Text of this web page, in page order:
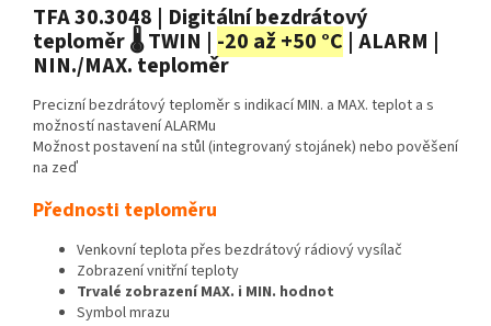
TFA 30.3048 | Digitální bezdrátový
teploměr 🌡️ TWIN | -20 až +50 °C | ALARM |
NIN./MAX. teploměr
Precizní bezdrátový teploměr s indikací MIN. a MAX. teplot a s
možností nastavení ALARMu
Možnost postavení na stůl (integrovaný stojánek) nebo pověšení
na zeď
Přednosti teploměru
Venkovní teplota přes bezdrátový rádiový vysílač
Zobrazení vnitřní teploty
Trvalé zobrazení MAX. i MIN. hodnot
Symbol mrazu